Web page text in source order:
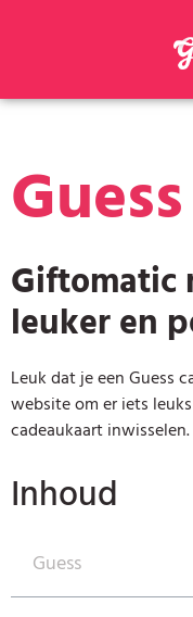
Giftomatic
leuker en
Leuk dat je een Guess
website om er iets
cadeaukaart inwisselen.
Inhoud
Guess